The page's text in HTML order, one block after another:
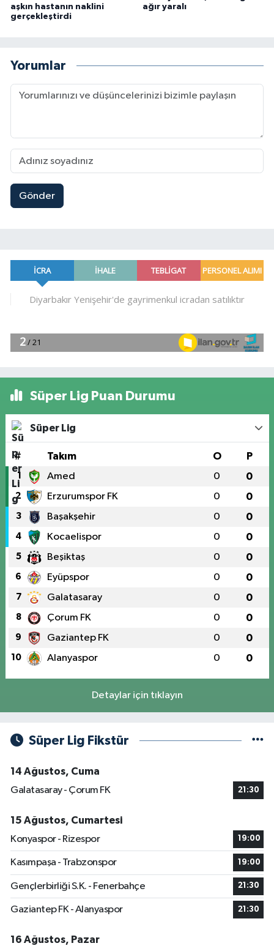
aşkın hastanın naklini
gerçekleştirdi
ağır yaralı
Yorumlar
Gönder
Süper Lig Puan Durumu
Süper Lig
# Takım O P
1 Amed 0 0
2 Erzurumspor FK 0 0
3 Başakşehir 0 0
4 Kocaelispor 0 0
5 Beşiktaş 0 0
6 Eyüpspor 0 0
7 Galatasaray 0 0
8 Çorum FK 0 0
9 Gaziantep FK 0 0
10 Alanyaspor 0 0
Detaylar için tıklayın
Süper Lig Fikstür
14 Ağustos, Cuma
Galatasaray - Çorum FK
21:30
15 Ağustos, Cumartesi
Konyaspor - Rizespor
19:00
Kasımpaşa - Trabzonspor 19:00
Gençlerbirliği S.K. - Fenerbahçe 21:30
Gaziantep FK - Alanyaspor 21:30
16 Ağustos, Pazar